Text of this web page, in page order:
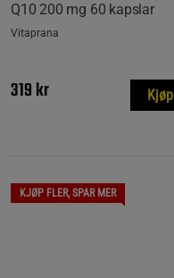
Q10 200 mg 60 kapslar
Vitaprana
319 kr Kjøp
KJØP FLER, SPAR MER